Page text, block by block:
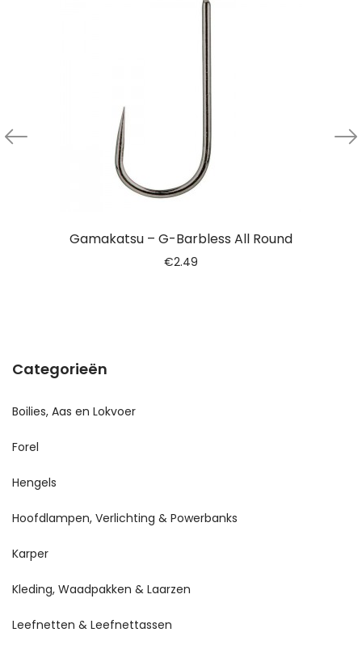
Gamakatsu – G-Barbless All Round
€2.49
Categorieën
Boilies, Aas en Lokvoer
Forel
Hengels
Hoofdlampen, Verlichting & Powerbanks
Karper
Kleding, Waadpakken & Laarzen
Leefnetten & Leefnettassen